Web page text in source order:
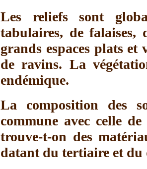
Les reliefs sont
tabulaires, de falaises,
grands espaces plats
de ravins. La
endémique.
La composition des
commune avec celle
trouve-t-on des
datant du tertiaire et du